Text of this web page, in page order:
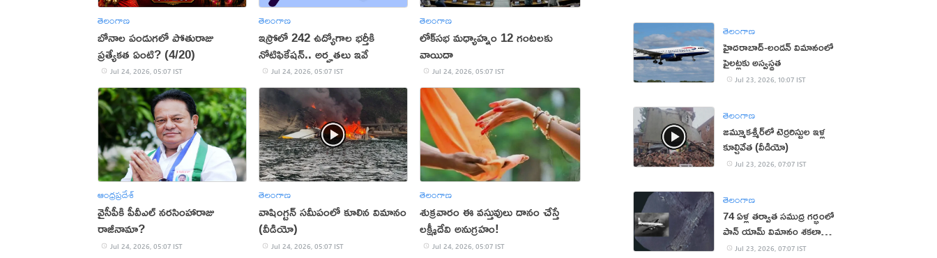
తెలంగాణ
బోనాల పండుగలో పోతురాజు
ప్రత్యేకత ఏంటి? (4/20)
Jul 24, 2026, 05:07 IST
తెలంగాణ
ఇస్రోలో 242 ఉద్యోగాల భర్తీకి
నోటిఫికేషన్.. అర్హతలు ఇవే
Jul 24, 2026, 05:07 IST
తెలంగాణ
లోక్‌సభ మధ్యాహ్నం 12 గంటలకు
వాయిదా
Jul 24, 2026, 05:07 IST
ఆంధ్రప్రదేశ్
వైసీపీకి పీవీఎల్ నరసింహారాజు
రాజీనామా?
Jul 24, 2026, 05:07 IST
తెలంగాణ
వాషింగ్టన్ సమీపంలో కూలిన విమానం
(వీడియో)
Jul 24, 2026, 05:07 IST
తెలంగాణ
శుక్రవారం ఈ వస్తువులు దానం చేస్తే
లక్ష్మీదేవి అనుగ్రహం!
Jul 24, 2026, 05:07 IST
తెలంగాణ
హైదరాబాద్‌-లండన్‌ విమానంలో
పైలట్లకు అస్వస్థత
Jul 23, 2026, 10:07 IST
తెలంగాణ
జమ్మూకశ్మీర్‌లో టెర్రరిస్టుల ఇళ్ల
కూల్చివేత (వీడియో)
Jul 23, 2026, 07:07 IST
తెలంగాణ
74 ఏళ్ల తర్వాత సముద్ర గర్భంలో
పాన్ యామ్ విమానం శకలాలు
లభ్యంJul 23, 2026, 07:07 IST